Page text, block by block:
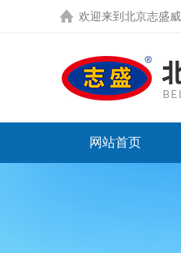
欢迎来到 北京志盛
网站首页